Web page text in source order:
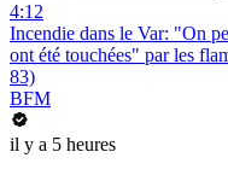
4:12
Incendie dans le Var: "On
ont été touchées" par les
83)
BFM
il y a 5 heures